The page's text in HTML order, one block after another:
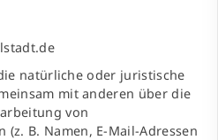
natürliche oder juristische
mit anderen über die
von
(z. B. Namen, E-Mail-Adressen